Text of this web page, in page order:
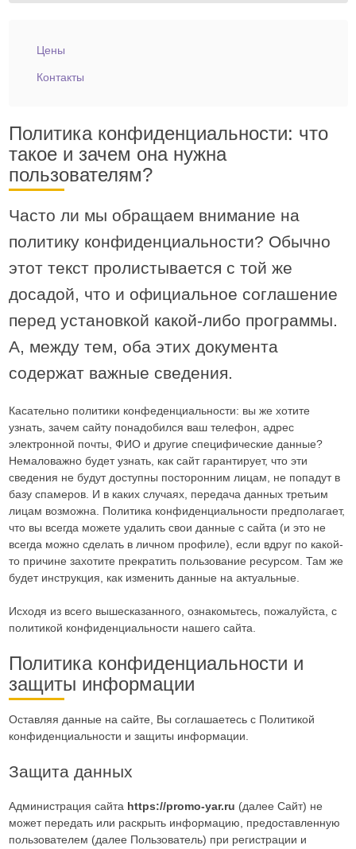
Цены
Контакты
Политика конфиденциальности: что
такое и зачем она нужна
пользователям?
Часто ли мы обращаем внимание на
политику конфиденциальности? Обычно
этот текст пролистывается с той же
досадой, что и официальное соглашение
перед установкой какой-либо программы.
А, между тем, оба этих документа
содержат важные сведения.
Касательно политики конфеденциальности: вы же хотите
узнать, зачем сайту понадобился ваш телефон, адрес
электронной почты, ФИО и другие специфические данные?
Немаловажно будет узнать, как сайт гарантирует, что эти
сведения не будут доступны посторонним лицам, не попадут в
базу спамеров. И в каких случаях, передача данных третьим
лицам возможна. Политика конфиденциальности предполагает,
что вы всегда можете удалить свои данные с сайта (и это не
всегда можно сделать в личном профиле), если вдруг по какой-
то причине захотите прекратить пользование ресурсом. Там же
будет инструкция, как изменить данные на актуальные.
Исходя из всего вышесказанного, ознакомьтесь, пожалуйста, с
политикой конфиденциальности нашего сайта.
Политика конфиденциальности и
защиты информации
Оставляя данные на сайте, Вы соглашаетесь с Политикой
конфиденциальности и защиты информации.
Защита данных
Администрация сайта https://promo-yar.ru (далее Сайт) не
может передать или раскрыть информацию, предоставленную
пользователем (далее Пользователь) при регистрации и